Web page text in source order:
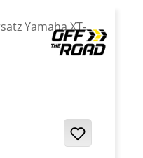
· Yamaha XT-
Yamaha XT-